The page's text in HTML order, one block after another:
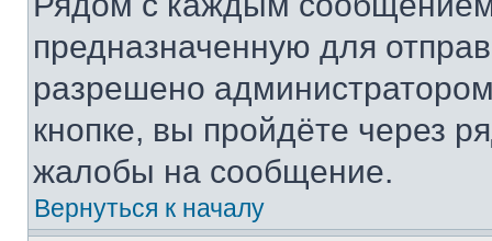
предназначенную для
разрешено
кнопке, вы пройдёте через
жалобы на сообщение.
Вернуться к началу